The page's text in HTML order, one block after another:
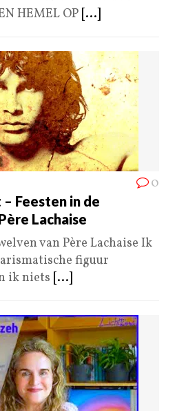
HEMEL OP [...]
0
Feesten in de
Lachaise
van Père Lachaise Ik
figuur
ik niets [...]